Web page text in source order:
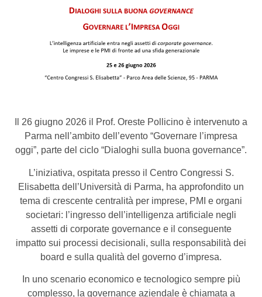
Il 26 giugno 2026 il Prof. Oreste Pollicino è intervenuto a
Parma nell’ambito dell’evento “Governare l’impresa
oggi”, parte del ciclo “Dialoghi sulla buona governance”.
L’iniziativa, ospitata presso il Centro Congressi S.
Elisabetta dell’Università di Parma, ha approfondito un
tema di crescente centralità per imprese, PMI e organi
societari: l’ingresso dell’intelligenza artificiale negli
assetti di corporate governance e il conseguente
impatto sui processi decisionali, sulla responsabilità dei
board e sulla qualità del governo d’impresa.
In uno scenario economico e tecnologico sempre più
complesso, la governance aziendale è chiamata a